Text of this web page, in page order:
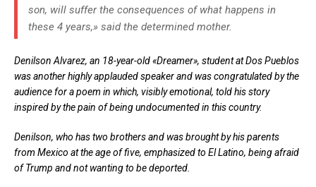
son, will suffer the consequences of what happens in
these 4 years,» said the determined mother.
Denilson Alvarez, an 18-year-old «Dreamer», student at Dos Pueblos
was another highly applauded speaker and was congratulated by the
audience for a poem in which, visibly emotional, told his story
inspired by the pain of being undocumented in this country.
Denilson, who has two brothers and was brought by his parents
from Mexico at the age of five, emphasized to El Latino, being afraid
of Trump and not wanting to be deported.